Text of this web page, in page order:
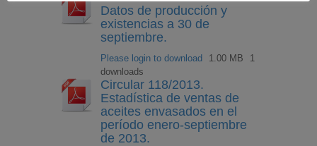
Datos de producción y
existencias a 30 de
septiembre.
Please login to download 1.00 MB
1
downloads
Circular 118/2013.
Estadística de ventas de
aceites envasados en el
período enero-septiembre
de 2013.